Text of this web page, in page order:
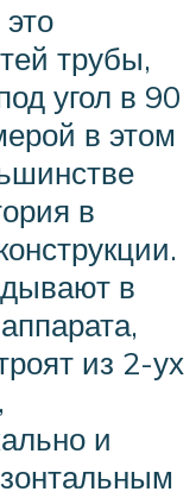
трубы,
угол в 90
в этом
в
в
из 2-ух
и